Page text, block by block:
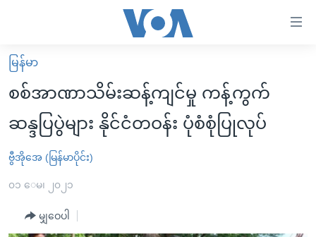
လွယ်ကူ
စေ
Link
များ
ပင်မ
မူလစာမျက်နှာ
မြန်မာ
ကမ္ဘာ့သတင်းများ
နိုင်ငံတကာ
အစ္စရေး-ပါလက်စတိုင်း
ဗွီဒီယို
အင်္ဂလိပ်စာလေ့လာမယ်
မြန်မာ
စစ်အာဏာသိမ်းဆန့်ကျင်မှု ကန့်ကွက်
ဆန္ဒပြပွဲများ နိုင်ငံတဝန်း ပုံစံစုံပြုလုပ်
ဗွီအိုအေ (မြန်မာပိုင်း)
၀၁ ေမ၊ ၂၀၂၁
မျှဝေပါ